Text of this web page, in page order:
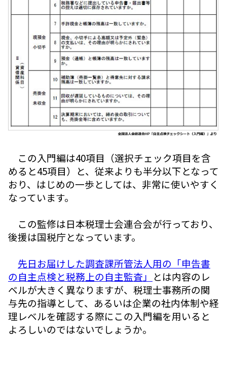
この入門編は40項目（選択チェック項目を含
めると45項目）と、従来よりも半分以下となって
おり、はじめの一歩としては、非常に使いやすく
なっています。
この監修は日本税理士会連合会が行っており、
後援は国税庁となっています。
先日お届けした調査課所管法人用の「申告書
の自主点検と税務上の自主監査」 とは内容のレ
ベルが大きく異なりますが、税理士事務所の関
与先の指導として、あるいは企業の社内体制や経
理レベルを確認する際にこの入門編を用いると
よろしいのではないでしょうか。